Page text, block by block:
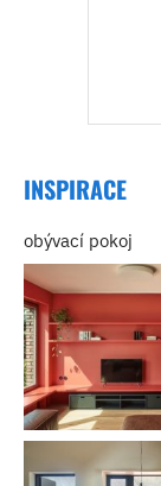
INSPIRACE
obývací pokoj